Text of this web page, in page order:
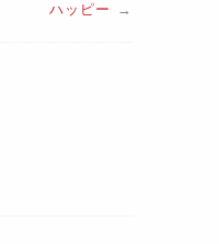
ハッピー →